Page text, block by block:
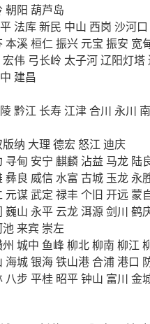
朝阳 葫芦岛
法库新民 中山 西岗 沙河口
本溪桓仁振兴 元宝 振安 宽
宏伟 弓长岭 太子河辽阳灯塔
建昌
黔江 长寿 江津合川 永川
纳 大理 德宏 怒江 迪庆
寻甸 安宁 麒麟 沾益 马龙 陆
彝良 威信水富 古城 玉龙 永
元谋武定 禄丰个旧 开远 蒙
巍山 永平 云龙 洱源剑川 鹤
来宾 崇左
城中 鱼峰 柳北柳南 柳江
海城银海铁山港合浦港口
八步 平桂 昭平钟山 富川 金